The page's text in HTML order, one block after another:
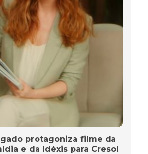
protagoniza filme da
e da Idéxis para Cresol